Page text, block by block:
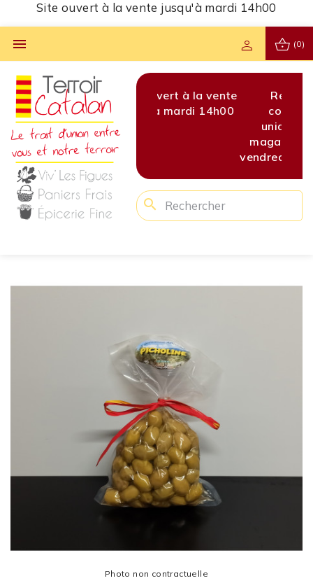
Site ouvert à la vente jusqu'à mardi 14h00
 shopping_basket (0)
person
Retrait des
en
le jeudi et
de 16h à 19h
Site ouvert à la vente
jusqu'à mardi 14h00
Retrait des
uniquement
magasin le
vendredi de 16h
search
Photo non contractuelle